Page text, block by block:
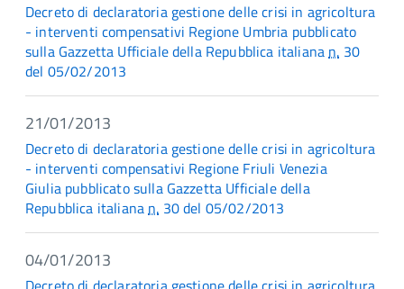
Decreto di declaratoria gestione delle crisi in agricoltura
- interventi compensativi Regione Umbria pubblicato
sulla Gazzetta Ufficiale della Repubblica italianan. 30
del 05/02/2013
21/01/2013
Decreto di declaratoria gestione delle crisi in agricoltura
- interventi compensativi Regione Friuli Venezia
Giulia pubblicato sulla Gazzetta Ufficiale della
Repubblica italianan. 30 del 05/02/2013
04/01/2013